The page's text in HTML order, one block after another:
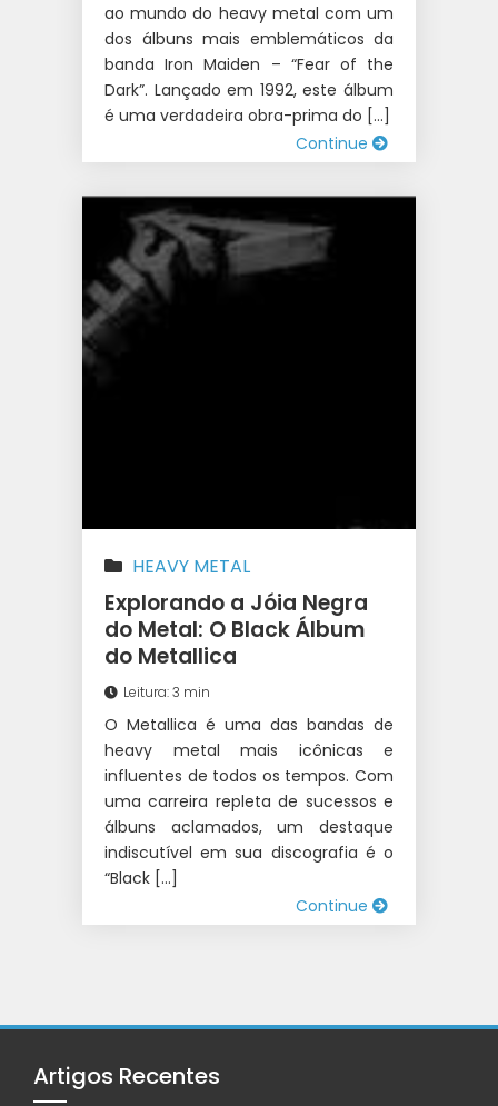
ao mundo do heavy metal com um
dos álbuns mais emblemáticos da
banda Iron Maiden – “Fear of the
Dark”. Lançado em 1992, este álbum
é uma verdadeira obra-prima do […]
Continue
HEAVY METAL
Explorando a Jóia Negra
do Metal: O Black Álbum
do Metallica
Leitura: 3 min
O Metallica é uma das bandas de
heavy metal mais icônicas e
influentes de todos os tempos. Com
uma carreira repleta de sucessos e
álbuns aclamados, um destaque
indiscutível em sua discografia é o
“Black […]
Continue
Artigos Recentes